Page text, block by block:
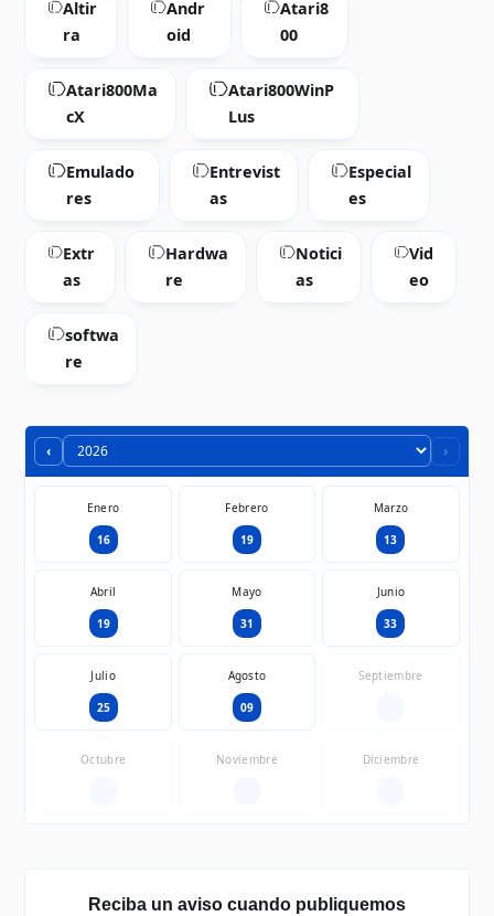
Altir
ra
Andr
oid
Atari8
00
Atari800Ma
cX
Atari800WinP
Lus
Emulado
res
Entrevist
as
Especial
es
Extr
as
Hardwa
re
Notici
as
Vid
eo
softwa
re
‹ ›
Enero
16
Febrero
19
Marzo
13
Abril
19
Mayo
31
Junio
33
Julio
25
Agosto
09
Septiembre
Octubre Noviembre Diciembre
Reciba un aviso cuando publiquemos